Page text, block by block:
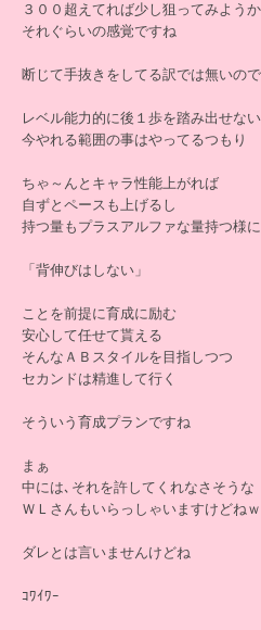
３００超えてれば少し狙ってみよう
それぐらいの感覚ですね
断じて手抜きをしてる訳では無いの
レベル能力的に後１歩を踏み出せな
今やれる範囲の事はやってるつもり
ちゃ～んとキャラ性能上がれば
自ずとペースも上げるし
持つ量もプラスアルファな量持つ様
「背伸びはしない」
ことを前提に育成に励む
安心して任せて貰える
そんなＡＢスタイルを目指しつつ
セカンドは精進して行く
そういう育成プランですね
まぁ
中には､それを許してくれなさそうな
ＷＬさんもいらっしゃいますけどねｗ
ダレとは言いませんけどね
ｺﾜｲﾜｰ